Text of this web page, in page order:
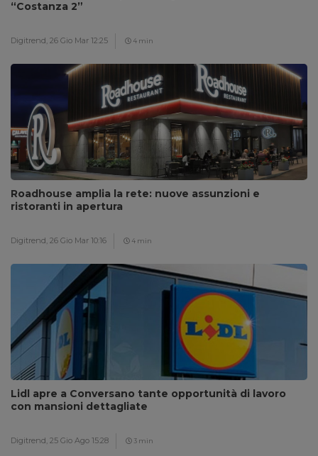
“Costanza 2”
Digitrend, 26 Gio Mar 12:25 4 min
Roadhouse amplia la rete: nuove assunzioni e
ristoranti in apertura
Digitrend, 26 Gio Mar 10:16 4 min
Lidl apre a Conversano tante opportunità di lavoro
con mansioni dettagliate
Digitrend, 25 Gio Ago 15:28 3 min